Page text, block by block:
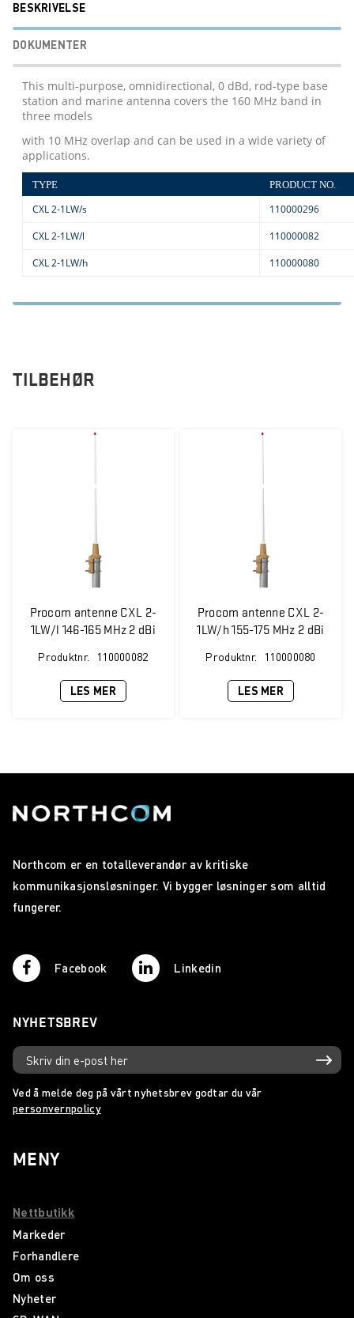
BESKRIVELSE
DOKUMENTER
This multi-purpose, omnidirectional, 0 dBd, rod-type base
station and marine antenna covers the 160 MHz band in
three models
with 10 MHz overlap and can be used in a wide variety of
applications.
TYPE PRODUCT NO.
CXL 2-1LW/s
110000296
CXL 2-1LW/l
110000082
CXL 2-1LW/h
110000080
TILBEHØR
Procom antenne CXL 2-
1LW/l 146-165 MHz 2 dBi
Produktnr. 110000082
LES MER
Procom antenne CXL 2-
1LW/h 155-175 MHz 2 dBi
Produktnr. 110000080
LES MER
Northcom er en totalleverandør av kritiske
kommunikasjonsløsninger. Vi bygger løsninger som alltid
fungerer.
Facebook Linkedin
NYHETSBREV
Ved å melde deg på vårt nyhetsbrev godtar du vår
personvernpolicy
MENY
Nettbutikk
Markeder
Forhandlere
Om oss
Nyheter